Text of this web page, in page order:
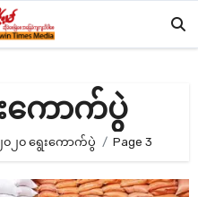
းကောက်ပွဲ
၂၀၂၀ ရွေးကောက်ပွဲ Page 3